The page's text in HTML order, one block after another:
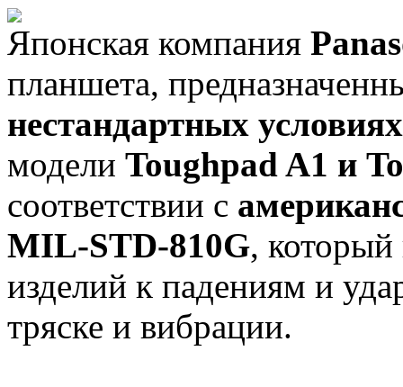
Японская компания
планшета,
нестандартных условиях
модели Toughpad A1 и
соответствии с
MIL-STD-810G, который
изделий к падениям и
тряске и вибрации.